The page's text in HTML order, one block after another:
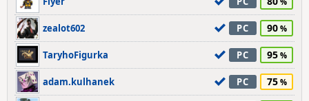
zealot602 PC 90
TaryhoFigurka PC 95
adam.kulhanek PC 75